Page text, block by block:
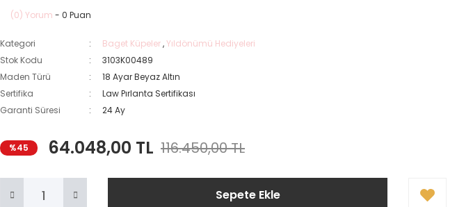
(0) Yorum - 0 Puan
Kategori Baget Küpeler,Yıldönümü Hediyeleri
Stok Kodu
3103K00489
Maden Türü
18 Ayar Beyaz Altın
Sertifika
Law Pırlanta Sertifikası
Garanti Süresi
24 Ay
%45 64.048,00 TL 116.450,00 TL
Sepete Ekle